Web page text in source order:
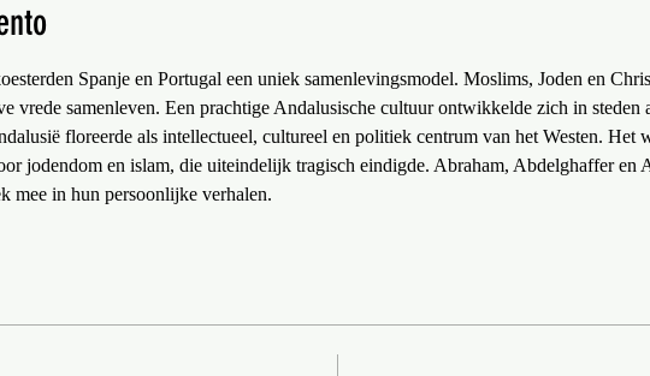
Spanje en Portugal een uniek samenlevingsmodel. Moslims, Joden en
vrede samenleven. Een prachtige Andalusische cultuur ontwikkelde zich in steden
floreerde als intellectueel, cultureel en politiek centrum van het Westen. Het
jodendom en islam, die uiteindelijk tragisch eindigde. Abraham, Abdelghaffer en
mee in hun persoonlijke verhalen.